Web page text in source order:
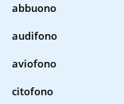
abbuono
audifono
aviofono
citofono